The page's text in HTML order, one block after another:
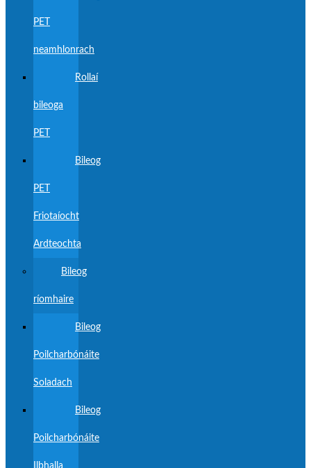
PET
neamhlonrach
Rollaí
bileoga
PET
Bileog
PET
Friotaíocht
Ardteochta
Bileog
ríomhaire
Bileog
Poilcharbónáite
Soladach
Bileog
Poilcharbónáite
Ilbhalla